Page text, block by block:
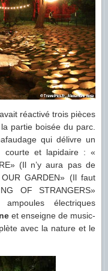
avait réactivé trois pièces
partie boisée du parc.
qui délivre un
courte et lapidaire : «
(Il n’y aura pas de
GARDEN» (Il faut
OF STRANGERS»
ampoules électriques
et enseigne de music-
avec la nature et le